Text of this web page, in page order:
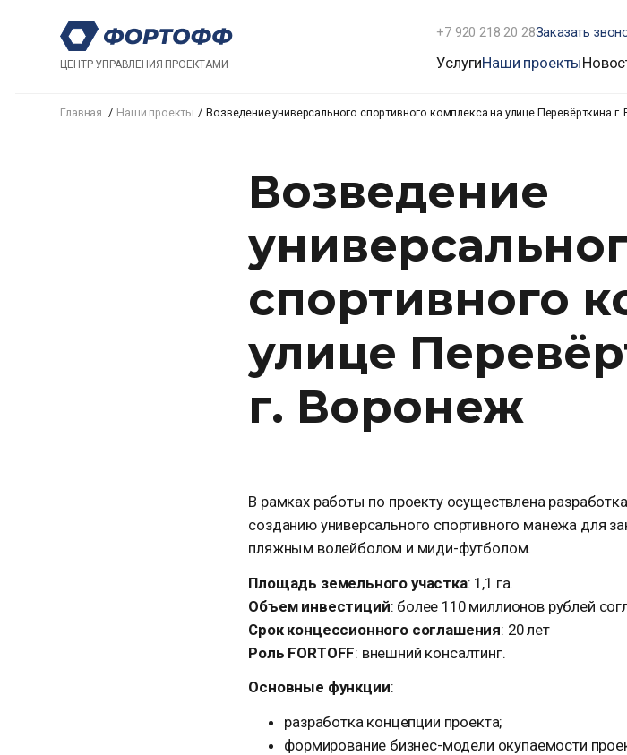
ЦЕНТР УПРАВЛЕНИЯ ПРОЕКТАМИ
+7 920 218 20 28Заказать
УслугиНаши проекты
Главная Наши проекты Возведение универсального спортивного комплекса на улице Перевёрткина
Возведение
спортивного
улице
г. Воронеж
В рамках работы по проекту осуществлена
созданию универсального спортивного манежа для
пляжным волейболом и миди-футболом.
Площадь земельного участка: 1,1 га.
Объем инвестиций: более 110 миллионов рублей
Срок концессионного соглашения: 20 лет
Роль FORTOFF: внешний консалтинг.
Основные функции:
разработка концепции проекта;
формирование бизнес-модели окупаемости